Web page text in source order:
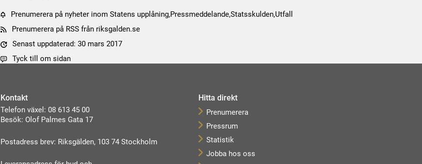
Prenumerera på nyheter inom Statens upplåning,Pressmeddelande,Statsskulden,Utfall
Prenumerera på RSS från riksgalden.se
Senast uppdaterad: 30 mars 2017
Tyck till om sidan
Kontakt
Telefon växel: 08 613 45 00
Besök: Olof Palmes Gata 17
Postadress brev: Riksgälden, 103 74 Stockholm
Hitta direkt
Prenumerera
Pressrum
Statistik
Jobba hos oss